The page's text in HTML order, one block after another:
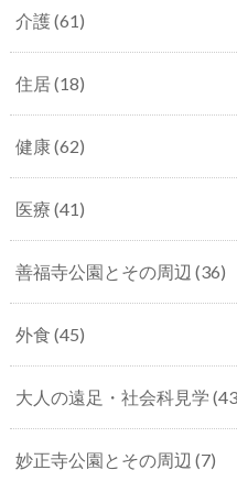
介護(61)
住居(18)
健康(62)
医療 (41)
善福寺公園とその周辺 (36)
外食 (45)
大人の遠足・社会科見学
妙正寺公園とその周辺 (7)